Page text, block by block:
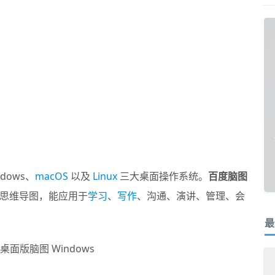
、 macOS 以及 Linux三大桌面操作系统。 百度脑图
维导图，能应用于学习、 写作、沟通、演讲、管理、会